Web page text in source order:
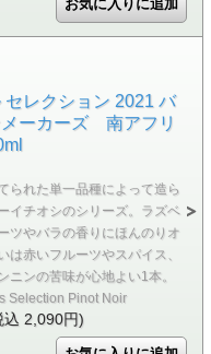
セレクション 2021 バ
ーカーズ 南アフリ
られた単一品種によって造ら
イチオシのシリーズ。ラズベ
ツやバラの香りにほんのりオ
は赤いフルーツやスパイス、
ニンの苦味が心地よい1本。
Selection Pinot Noir
込 2,090円)